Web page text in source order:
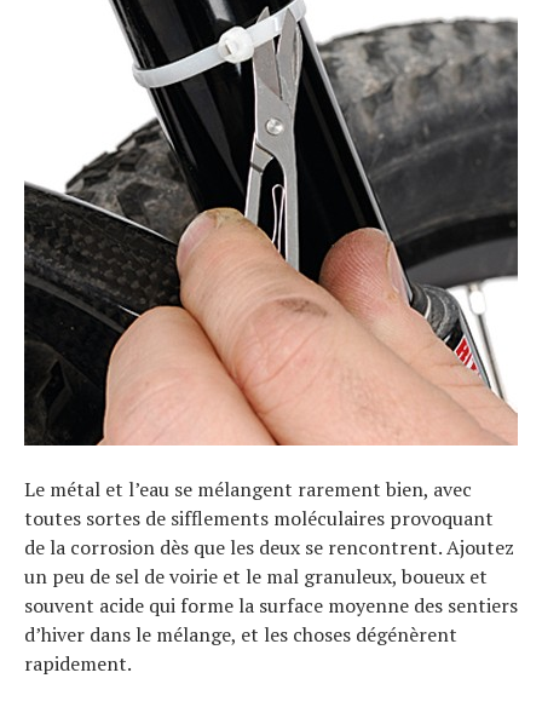
Le métal et l’eau se mélangent rarement bien, avec
toutes sortes de sifflements moléculaires provoquant
de la corrosion dès que les deux se rencontrent. Ajoutez
un peu de sel de voirie et le mal granuleux, boueux et
souvent acide qui forme la surface moyenne des sentiers
d’hiver dans le mélange, et les choses dégénèrent
rapidement.